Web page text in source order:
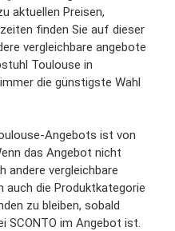
aktuellen Preisen,
finden Sie auf dieser
vergleichbare angebote
Toulouse in
die günstigste Wahl
Angebots ist von
das Angebot nicht
andere vergleichbare
auch die Produktkategorie
zu bleiben, sobald
SCONTO im Angebot ist.